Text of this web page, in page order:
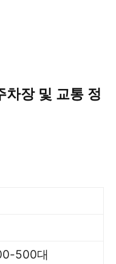
차장 및 교통 정
500대